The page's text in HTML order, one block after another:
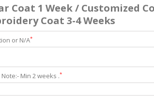
Coat 1 Week / Customized
Coat 3-4 Weeks
or N/A*
Min 2 weeks .*